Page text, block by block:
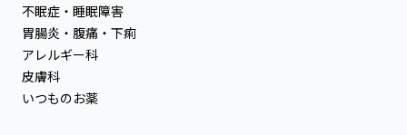
不眠症・睡眠障害
胃腸炎・腹痛・下痢
アレルギー科
皮膚科
いつものお薬